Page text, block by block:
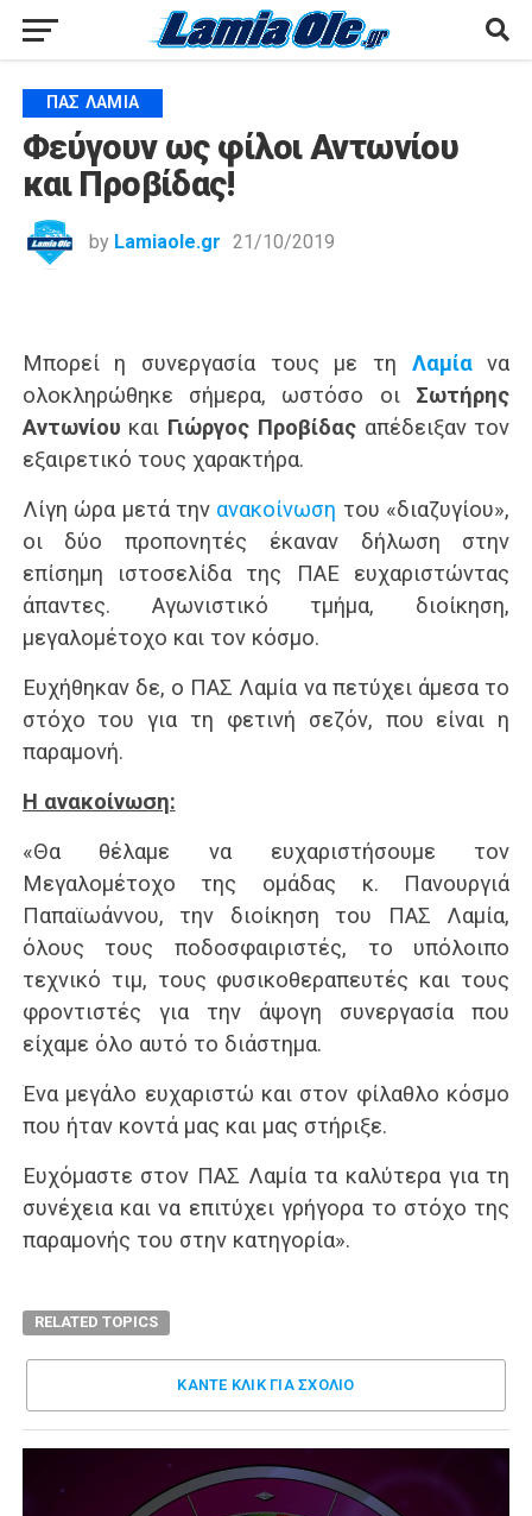
ΠΑΣ ΛΑΜΊΑ
Φεύγουν ως φίλοι Αντωνίου
και Προβίδας!
by Lamiaole.gr 21/10/2019
Μπορεί η συνεργασία τους με τη Λαμίανα
ολοκληρώθηκε σήμερα, ωστόσο οι Σωτήρης
Αντωνίου και Γιώργος Προβίδαςαπέδειξαν τον
εξαιρετικό τους χαρακτήρα.
Λίγη ώρα μετά την ανακοίνωση του «διαζυγίου»,
οι δύο προπονητές έκαναν δήλωση στην
επίσημη ιστοσελίδα της ΠΑΕ ευχαριστώντας
άπαντες. Αγωνιστικό τμήμα, διοίκηση,
μεγαλομέτοχο και τον κόσμο.
Ευχήθηκαν δε, ο ΠΑΣ Λαμία να πετύχει άμεσα το
στόχο του για τη φετινή σεζόν, που είναι η
παραμονή.
Η ανακοίνωση:
«Θα θέλαμε να ευχαριστήσουμε τον
Μεγαλομέτοχο της ομάδας κ. Πανουργιά
Παπαϊωάννου, την διοίκηση του ΠΑΣ Λαμία,
όλους τους ποδοσφαιριστές, το υπόλοιπο
τεχνικό τιμ, τους φυσικοθεραπευτές και τους
φροντιστές για την άψογη συνεργασία που
είχαμε όλο αυτό το διάστημα.
Ένα μεγάλο ευχαριστώ και στον φίλαθλο κόσμο
που ήταν κοντά μας και μας στήριξε.
Ευχόμαστε στον ΠΑΣ Λαμία τα καλύτερα για τη
συνέχεια και να επιτύχει γρήγορα το στόχο της
παραμονής του στην κατηγορία».
RELATED TOPICS
ΚΑΝΤΕ ΚΛΊΚ ΓΙΑ ΣΧΌΛΙΟ